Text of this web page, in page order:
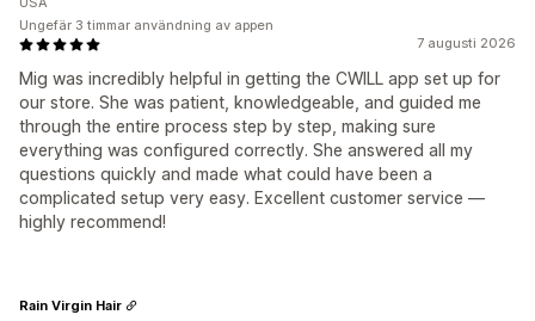
7 augusti 2026
Mig was incredibly helpful in getting the CWILL app set up for
our store. She was patient, knowledgeable, and guided me
through the entire process step by step, making sure
everything was configured correctly. She answered all my
questions quickly and made what could have been a
complicated setup very easy. Excellent customer service —
highly recommend!
Ungefär 3 timmar användning av appen
Rain Virgin Hair